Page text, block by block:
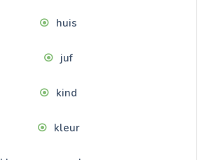
huis
juf
kind
kleur